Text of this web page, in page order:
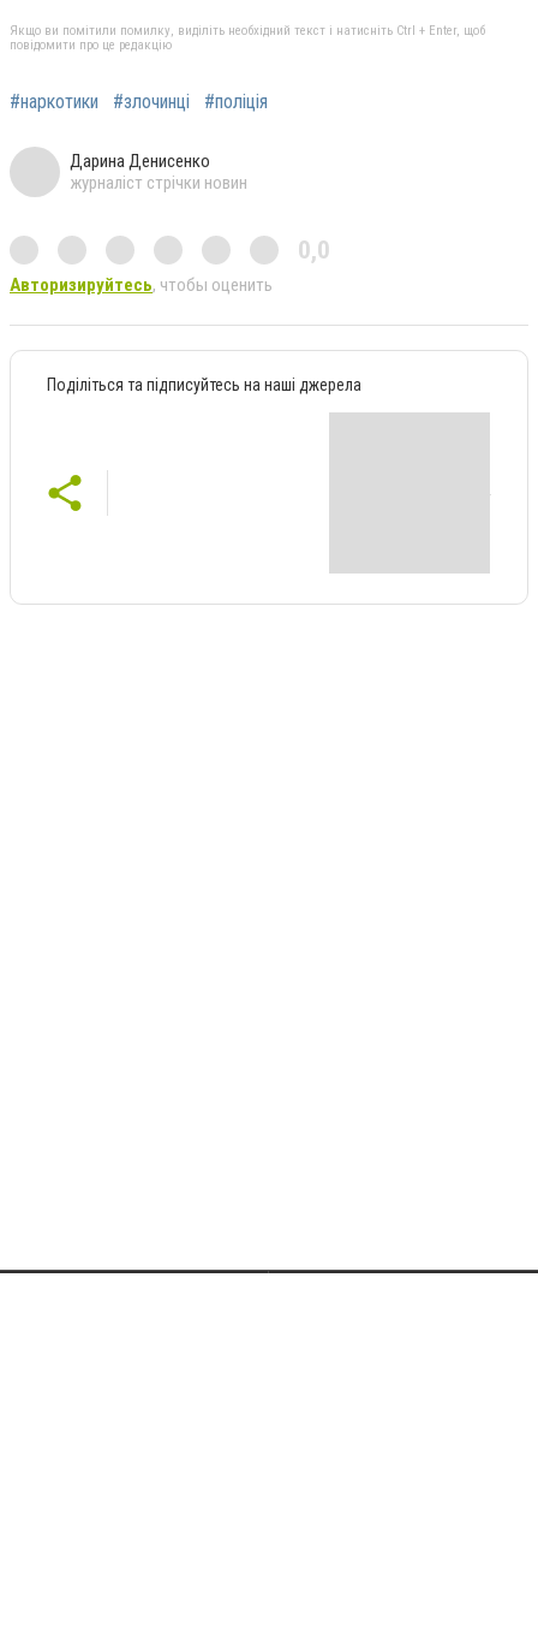
Якщо ви помітили помилку, виділіть необхідний текст і натисніть Ctrl + Enter, щоб
повідомити про це редакцію
#наркотики #злочинці #поліція
Дарина Денисенко
журналіст стрічки новин
0,0
Авторизируйтесь, чтобы оценить
Поділіться та підписуйтесь на наші джерела